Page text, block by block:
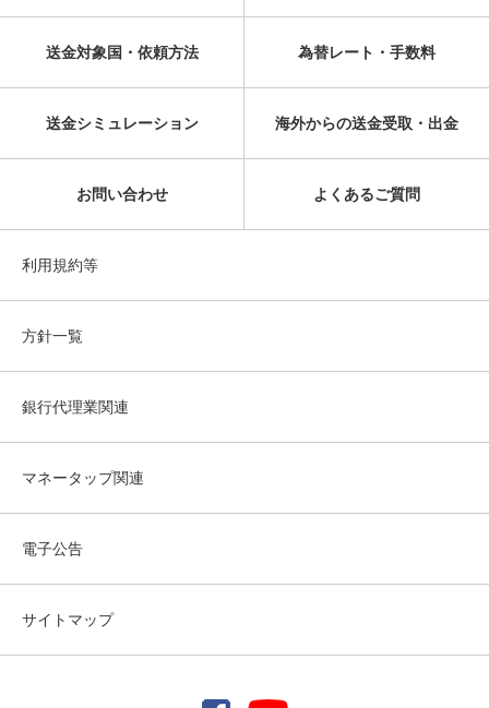
送金対象国・依頼方法 為替レート・手数料
送金シミュレーション 海外からの送金受取・出金
お問い合わせ よくあるご質問
利用規約等
方針一覧
銀行代理業関連
マネータップ関連
電子公告
サイトマップ